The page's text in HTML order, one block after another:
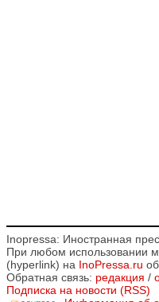
Inopressa: Иностранная
При любом использовании
(hyperlink) на InoPressa.ru
Обратная связь: редакция /
Подписка на новости (RSS)